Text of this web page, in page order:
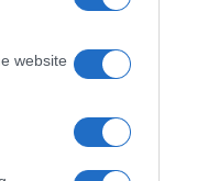
website